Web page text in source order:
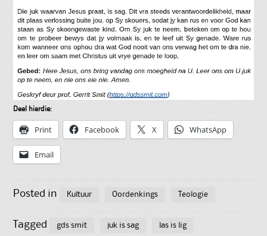
Deel hierdie:
Print Facebook X WhatsApp
Email
Posted in Kultuur Oordenkings Teologie
Tagged gds smit juk is sag las is lig